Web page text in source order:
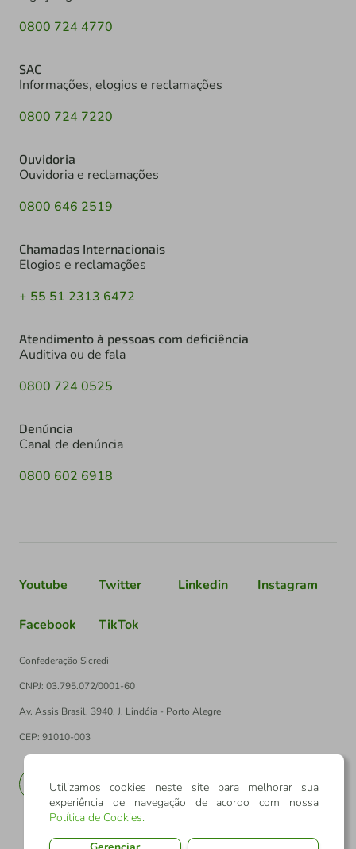
0800 724 4770
SAC
Informações, elogios e reclamações
0800 724 7220
Ouvidoria
Ouvidoria e reclamações
0800 646 2519
Chamadas Internacionais
Elogios e reclamações
+ 55 51 2313 6472
Atendimento à pessoas com deficiência
Auditiva ou de fala
0800 724 0525
Denúncia
Canal de denúncia
0800 602 6918
Youtube Twitter Linkedin Instagram
Facebook TikTok
Confederação Sicredi
CNPJ: 03.795.072/0001-60
Av. Assis Brasil, 3940, J. Lindóia - Porto Alegre
CEP: 91010-003
EN
Utilizamos cookies neste site para melhorar sua
experiência de navegação de acordo com nossa
Política de Cookies.